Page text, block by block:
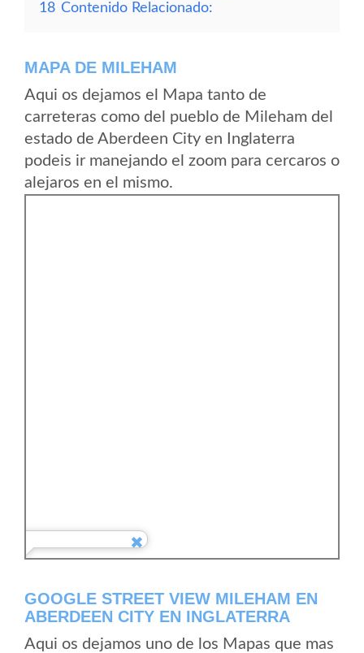
18 Contenido Relacionado:
MAPA DE MILEHAM
Aqui os dejamos el Mapa tanto de
carreteras como del pueblo de Mileham del
estado de Aberdeen City en Inglaterra
podeis ir manejando el zoom para cercaros o
alejaros en el mismo.
GOOGLE STREET VIEW MILEHAM EN
ABERDEEN CITY EN INGLATERRA
Aqui os dejamos uno de los Mapas que mas